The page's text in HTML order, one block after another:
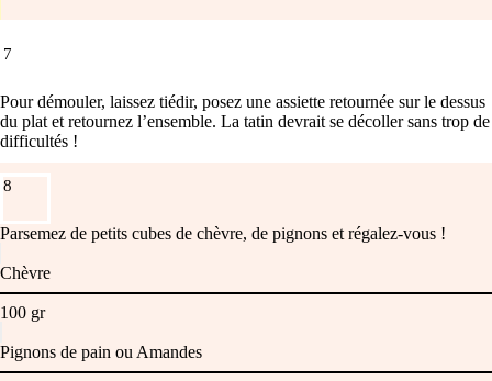
7
Pour démouler, laissez tiédir, posez une assiette retournée sur le dessus
du plat et retournez l’ensemble. La tatin devrait se décoller sans trop de
difficultés !
8
Parsemez de petits cubes de chèvre, de pignons et régalez-vous !
Chèvre
100 gr
Pignons de pain ou Amandes